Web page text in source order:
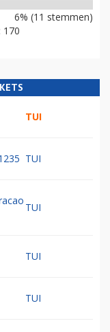
6% (11 stemmen)
170
TUI
TUI
TUI
TUI
TUI